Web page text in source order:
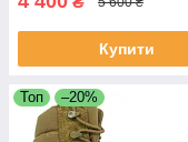
Купити
Топ –20%